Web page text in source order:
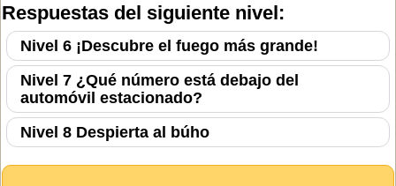
Respuestas del siguiente nivel:
Nivel 6 ¡Descubre el fuego más grande!
Nivel 7 ¿Qué número está debajo del
automóvil estacionado?
Nivel 8 Despierta al búho